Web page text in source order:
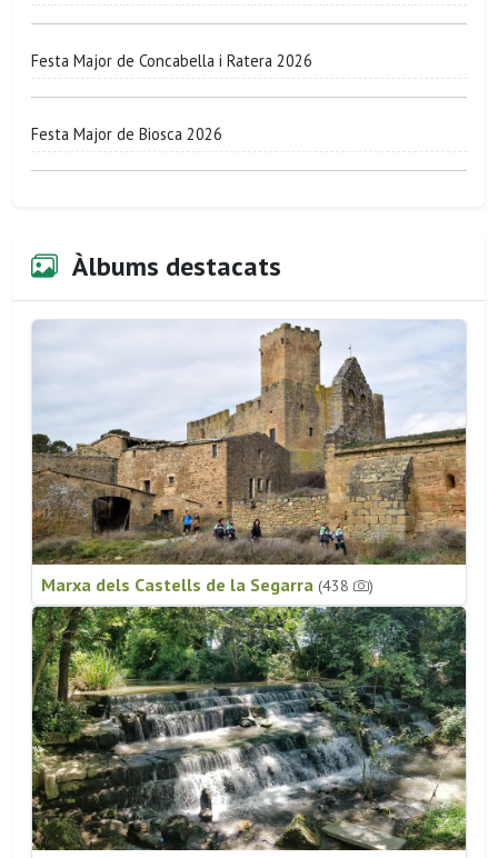
Festa Major de Concabella i Ratera 2026
Festa Major de Biosca 2026
Àlbums destacats
Marxa dels Castells de la Segarra (438 )